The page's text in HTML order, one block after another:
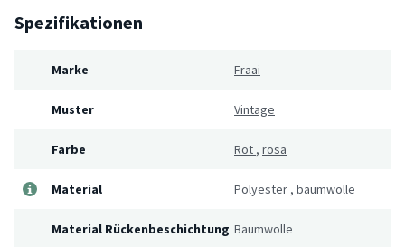
Spezifikationen
Marke Fraai
Muster Vintage
Farbe Rot , rosa
Material Polyester , baumwolle
Material Rückenbeschichtung Baumwolle